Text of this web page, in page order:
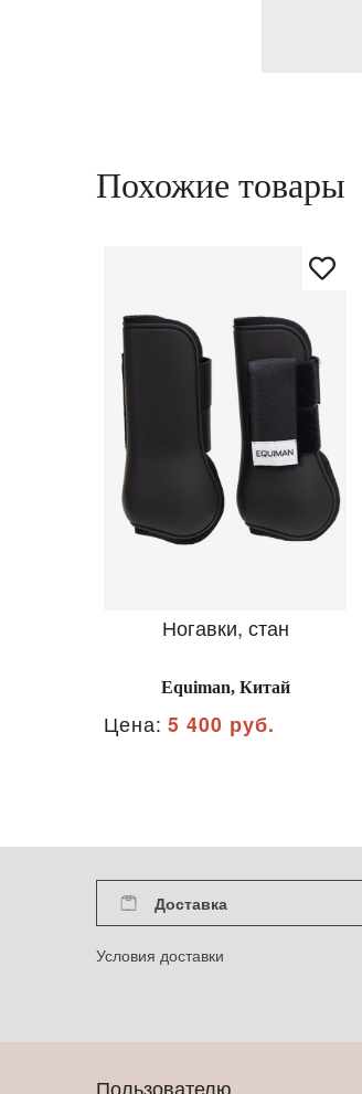
Похожие товары
Ногавки, стан
Equiman, Китай
Цена: 5 400 руб.
Доставка
Условия доставки
Пользователю